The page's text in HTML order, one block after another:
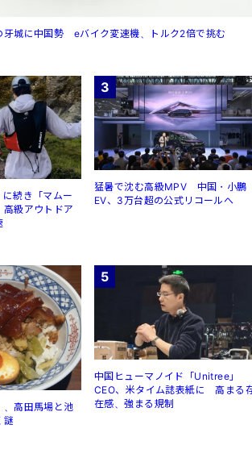
牙城に中国勢 eバイク変速機、トルク2倍で挑む
に続き「マムー
級アウトドア
3
猛暑で沈む高級MPV 中国・小鵬
EV、3万台超の公式リコールへ
、高田馬場と池
謎
5
中国ヒューマノイド「Unitree」
CEO、米タイム誌表紙に 高まる
在感、強まる規制